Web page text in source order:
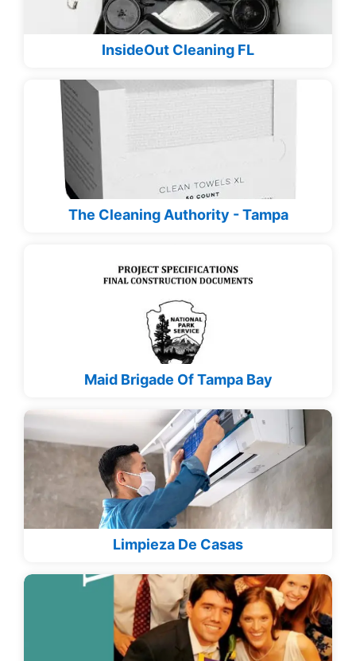
InsideOut Cleaning FL
The Cleaning Authority - Tampa
Maid Brigade Of Tampa Bay
Limpieza De Casas